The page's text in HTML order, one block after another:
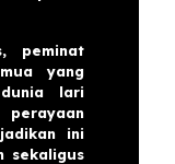
peminat
yang
lari
ini
sekaligus